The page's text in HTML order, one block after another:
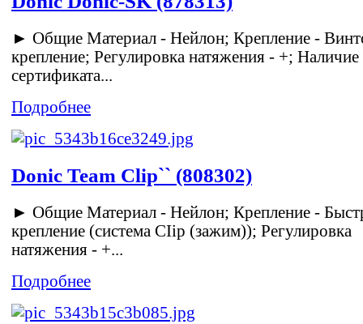
► Общие Материал - Нейлон; Крепление -
крепление; Регулировка натяжения - +; Наличие
сертификата...
Подробнее
Donic Team Clip`` (808302)
► Общие Материал - Нейлон; Крепление -
крепление (система CIip (зажим)); Регулировка
натяжения - +...
Подробнее